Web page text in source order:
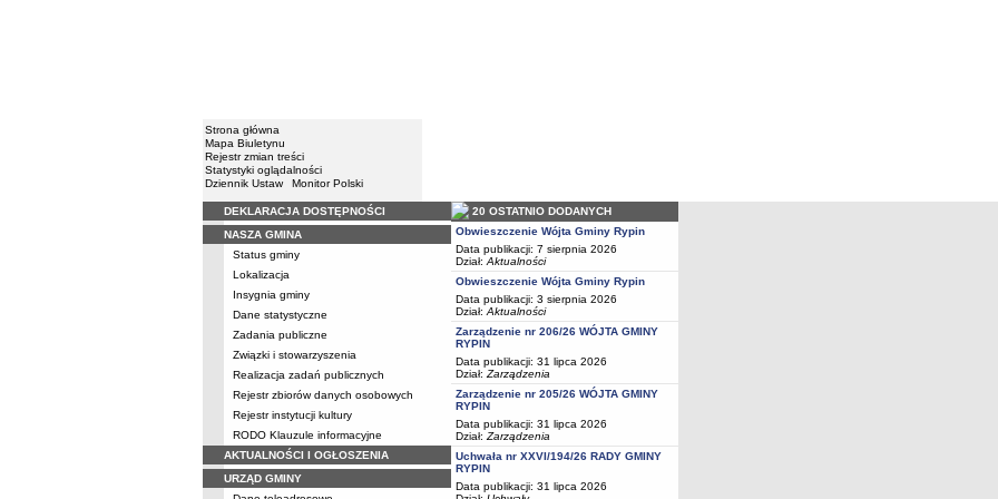
Strona główna
Mapa Biuletynu
Rejestr zmian treści
Statystyki oglądalności
Dziennik Ustaw
Monitor Polski
Menu
DEKLARACJA DOSTĘPNOŚCI
NASZA GMINA
Status gminy
Lokalizacja
Insygnia gminy
Dane statystyczne
Zadania publiczne
Związki i stowarzyszenia
Realizacja zadań publicznych
Rejestr zbiorów danych osobowych
Rejestr instytucji kultury
RODO Klauzule informacyjne
AKTUALNOŚCI I OGŁOSZENIA
URZĄD GMINY
20 OSTATNIO DODANYCH
Obwieszczenie Wójta Gminy Rypin
Data publikacji: 7 sierpnia 2026
Dział: Aktualności
Obwieszczenie Wójta Gminy Rypin
Data publikacji: 3 sierpnia 2026
Dział: Aktualności
Zarządzenie nr 206/26 WÓJTA GMINY
RYPIN
Data publikacji: 31 lipca 2026
Dział: Zarządzenia
Zarządzenie nr 205/26 WÓJTA GMINY
RYPIN
Data publikacji: 31 lipca 2026
Dział: Zarządzenia
Uchwała nr XXVI/194/26 RADY GMINY
RYPIN
Data publikacji: 31 lipca 2026